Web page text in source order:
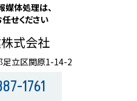
媒体処理は、
せください
式会社
足立区関原1-14-2
1761